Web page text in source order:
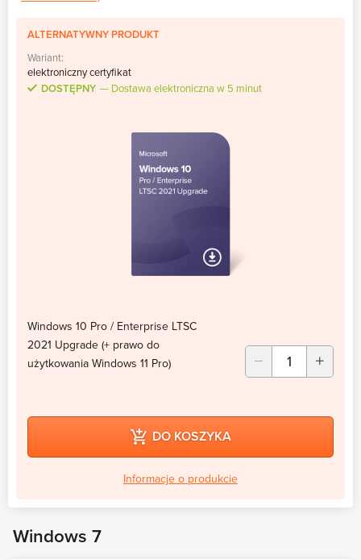
ALTERNATYWNY PRODUKT
Wariant:
elektroniczny certyfikat
DOSTĘPNY
Dostawa elektroniczna w 5 minut
Windows 10 Pro / Enterprise LTSC
2021 Upgrade (+ prawo do
użytkowania Windows 11 Pro)
DO KOSZYKA
Informacje o produkcie
Windows 7